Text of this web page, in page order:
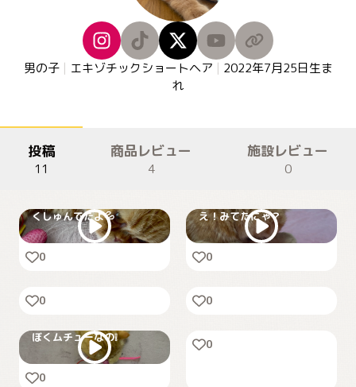
男の子 | エキゾチックショートヘア | 2022年7月25日生ま
れ
投稿
11
商品レビュー
4
施設レビュー
0
くしゅんでたよ💦
0
え！みてたにゃ？
0
初！name item
0
お家🏠記念日
0
ぼくムチューなの❕
0
あごのせ⏰めざましくん
0